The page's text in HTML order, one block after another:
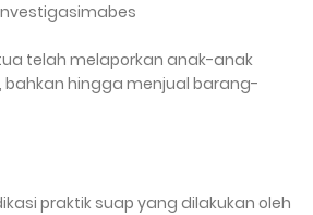
telah melaporkan anak-anak
hingga menjual barang-
praktik suap yang dilakukan oleh